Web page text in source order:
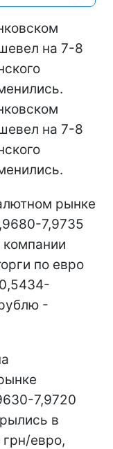
на 7-8
на 7-8
рынке
7,9735
по евро
-
7,9720
в
евро,